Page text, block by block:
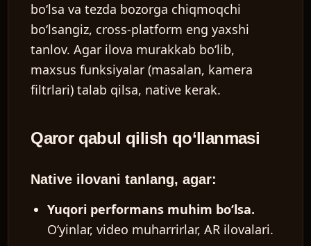
bo‘lsa va tezda bozorga chiqmoqchi
bo‘lsangiz, cross-platform eng yaxshi
tanlov. Agar ilova murakkab bo‘lib,
maxsus funksiyalar (masalan, kamera
filtrlari) talab qilsa, native kerak.
Qaror qabul qilish qo‘llanmasi
Native ilovani tanlang, agar:
Yuqori performans muhim bo‘lsa.
O‘yinlar, video muharrirlar, AR ilovalari.